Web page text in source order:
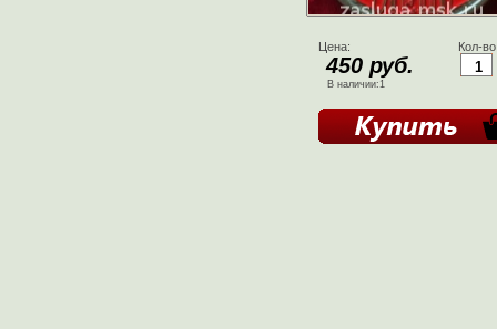
Цена:
450 руб.
В наличии:1
Кол-